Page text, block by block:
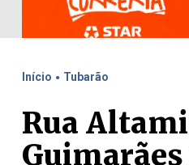
Início . Tubarão
Rua